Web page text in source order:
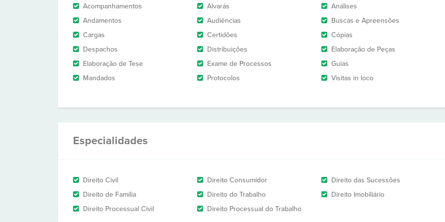
Acompanhamentos Alvarás
Análises
Andamentos
Audiências
Buscas e Apreensões
Cargas
Certidões
Cópias
Despachos
Distribuições
Elaboração de Peças
Elaboração de Tese
Exame de Processos
Guias
Mandados
Protocolos Visitas in loco
Especialidades
Direito Civil Direito Consumidor
Direito das Sucessões
Direito de Família
Direito do Trabalho
Direito Imobiliário
Direito Processual Civil
Direito Processual do Trabalho